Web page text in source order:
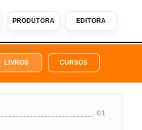
PRODUTORA EDITORA
LIVROS CURSOS
01